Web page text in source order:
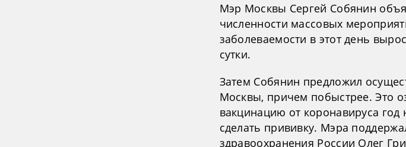
Мэр Москвы Сергей Собянин
численности массовых
заболеваемости в этот день
сутки.
Затем Собянин предложил
Москвы, причем побыстрее. Это
вакцинацию от коронавируса год
сделать прививку. Мэра
здравоохранения России Олег